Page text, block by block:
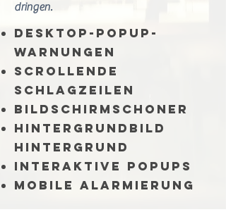
dringen.
Desktop-Popup-
Warnungen
Scrollende
Schlagzeilen
Bildschirmschoner
Hintergrundbild
Hintergrund
Interaktive Popups
Mobile Alarmierung